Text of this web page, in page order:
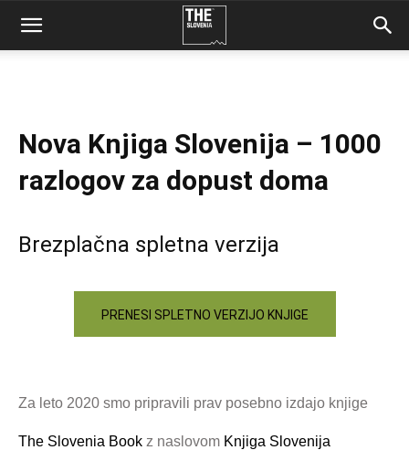
Nova Knjiga Slovenija – 1000
razlogov za dopust doma
Brezplačna spletna verzija
PRENESI SPLETNO VERZIJO KNJIGE
Za leto 2020 smo pripravili prav posebno izdajo knjige
The Slovenia Book z naslovom Knjiga Slovenija